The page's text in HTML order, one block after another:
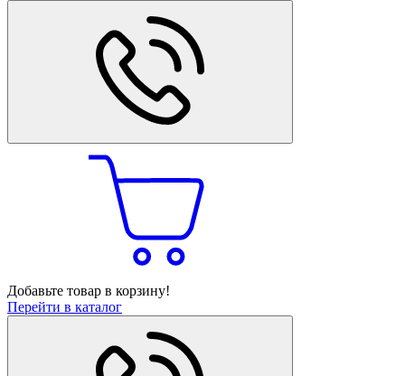
Добавьте товар в корзину!
Перейти в каталог